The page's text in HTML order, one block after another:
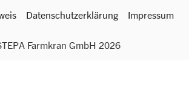
Datenschutzerklärung Impressum
Farmkran GmbH 2026